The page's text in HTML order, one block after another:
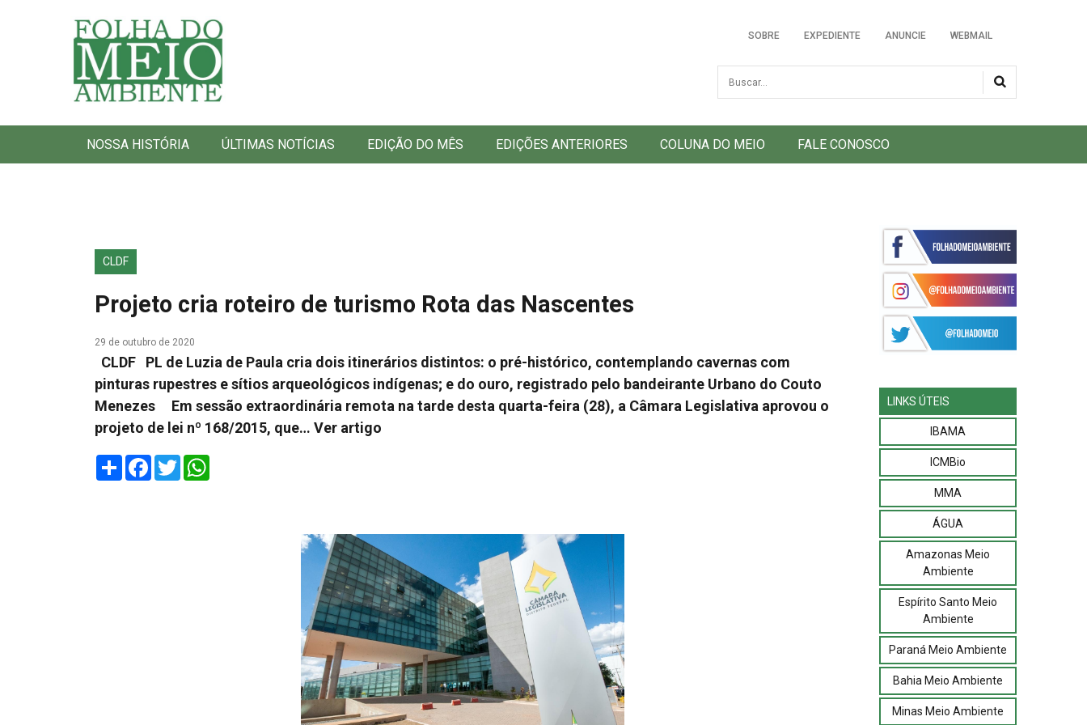
Folha do Meio Ambiente
SOBRE EXPEDIENTE ANUNCIE WEBMAIL
Busca
NOSSA HISTÓRIA ÚLTIMAS NOTÍCIAS EDIÇÃO DO MÊS EDIÇÕES ANTERIORES COLUNA DO MEIO FALE CONOSCO
CLDF
Projeto cria roteiro de turismo Rota das Nascentes
29 de outubro de 2020
CLDF PL de Luzia de Paula cria dois itinerários distintos: o pré-histórico, contemplando cavernas com
pinturas rupestres e sítios arqueológicos indígenas; e do ouro, registrado pelo bandeirante Urbano do Couto
Menezes Em sessão extraordinária remota na tarde desta quarta-feira (28), a Câmara Legislativa aprovou o
projeto de lei nº 168/2015, que… Ver artigo
ShareFacebook
Twitter
LINKS ÚTEIS
IBAMA
ICMBio
MMA
ÁGUA
Amazonas Meio
Ambiente
Espírito Santo Meio
Ambiente
Paraná Meio Ambiente
Bahia Meio Ambiente
Minas Meio Ambiente